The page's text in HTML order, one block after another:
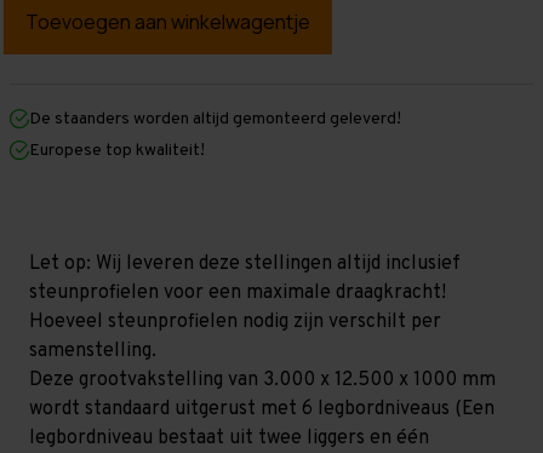
Grootvakstelling
mm
mm
x
1.000
niveaus
Grootvakstelling
mm
mm
1.000
niveaus
De staanders worden altijd gemonteerd geleverd!
Europese top kwaliteit!
Let op: Wij leveren deze stellingen altijd inclusief
steunprofielen voor een maximale draagkracht!
Hoeveel steunprofielen nodig zijn verschilt per
samenstelling.
Deze grootvakstelling van 3.000 x 12.500 x 1000 mm
wordt standaard uitgerust met 6 legbordniveaus (Een
legbordniveau bestaat uit twee liggers en één